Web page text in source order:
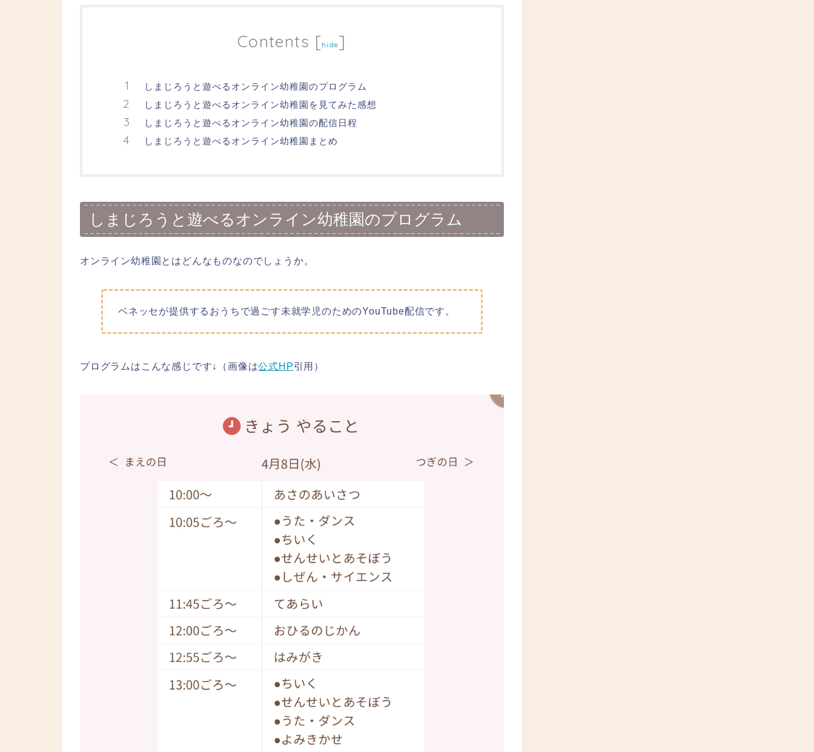
Contents [hide]
しまじろうと遊べるオンライン幼稚園のプログラム
しまじろうと遊べるオンライン幼稚園を見てみた感想
しまじろうと遊べるオンライン幼稚園の配信日程
しまじろうと遊べるオンライン幼稚園まとめ
しまじろうと遊べるオンライン幼稚園のプログラム
オンライン幼稚園とはどんなものなのでしょうか。
ベネッセが提供するおうちで過ごす未就学児のためのYouTube配信です。
プログラムはこんな感じです↓（画像は公式HP引用）